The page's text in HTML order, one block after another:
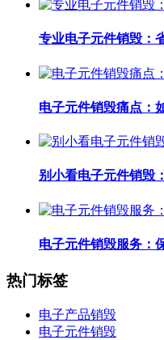
专业电子元件销毁：
电子元件销毁痛点：
别小看电子元件销毁
电子元件销毁服务：
热门标签
电子产品销毁
电子元件销毁